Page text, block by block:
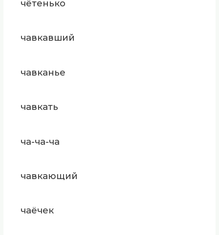
чётенько
чавкавший
чавканье
чавкать
ча-ча-ча
чавкающий
чаёчек